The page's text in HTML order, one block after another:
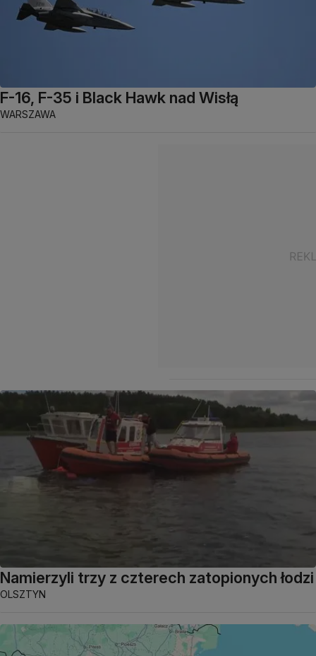
F-16, F-35 i Black Hawk nad Wisłą
WARSZAWA
Namierzyli trzy z czterech zatopionych łodzi
OLSZTYN